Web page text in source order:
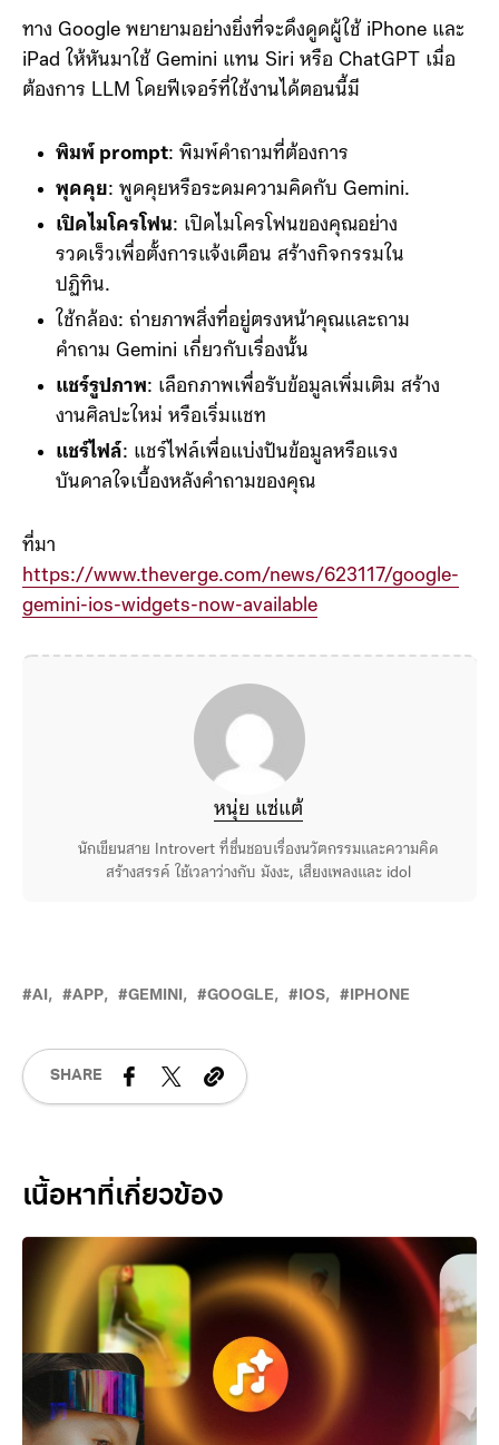
ทาง Google พยายามอย่างยิ่งที่จะดึงดูดผู้ใช้ iPhone และ
iPad ให้หันมาใช้ Gemini แทน Siri หรือ ChatGPT เมื่อ
ต้องการ LLM โดยฟีเจอร์ที่ใช้งานได้ตอนนี้มี
พิมพ์ prompt: พิมพ์คำถามที่ต้องการ
พุดคุย: พูดคุยหรือระดมความคิดกับ Gemini.
เปิดไมโครโฟน: เปิดไมโครโฟนของคุณอย่าง
รวดเร็วเพื่อตั้งการแจ้งเตือน สร้างกิจกรรมใน
ปฏิทิน.
ใช้กล้อง: ถ่ายภาพสิ่งที่อยู่ตรงหน้าคุณและถาม
คำถาม Gemini เกี่ยวกับเรื่องนั้น
แชร์รูปภาพ: เลือกภาพเพื่อรับข้อมูลเพิ่มเติม สร้าง
งานศิลปะใหม่ หรือเริ่มแชท
แชร์ไฟล์: แชร์ไฟล์เพื่อแบ่งปันข้อมูลหรือแรง
บันดาลใจเบื้องหลังคำถามของคุณ
ที่มา
https://www.theverge.com/news/623117/google-
gemini-ios-widgets-now-available
หนุ่ย แซ่แต้
นักเขียนสาย Introvert ที่ชื่นชอบเรื่องนวัตกรรมและความคิด
สร้างสรรค์ ใช้เวลาว่างกับ มังงะ, เสียงเพลงและ idol
AI APP GEMINI GOOGLE IOS IPHONE
SHARE
Related Posts